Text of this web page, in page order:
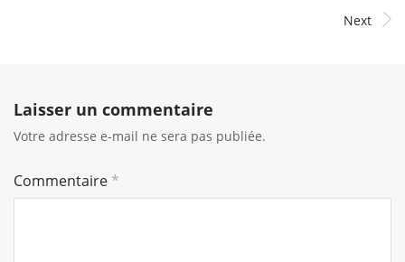
Next
Laisser un commentaire
Votre adresse e-mail ne sera pas publiée.
Commentaire *